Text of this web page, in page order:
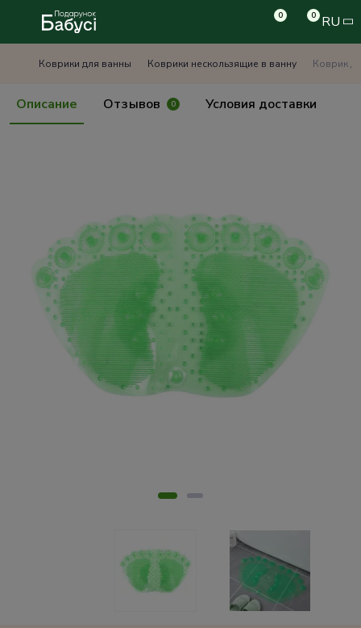
0 0 RU
Коврики для ванны Коврики нескользящие в ванну Коврик
Описание Отзывов 0 Условия доставки